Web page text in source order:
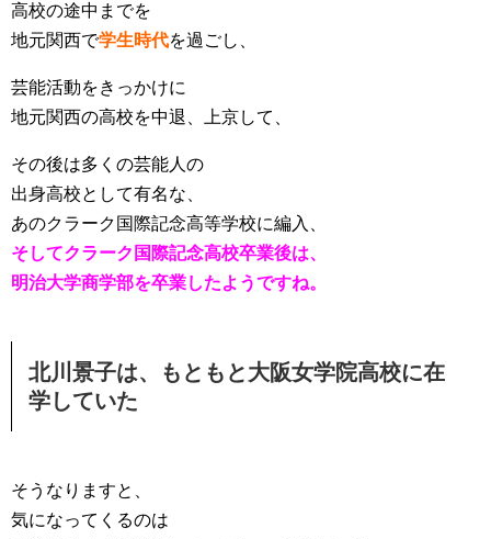
高校の途中までを
地元関西で学生時代を過ごし、
芸能活動をきっかけに
地元関西の高校を中退、上京して、
その後は多くの芸能人の
出身高校として有名な、
あのクラーク国際記念高等学校に編入、
そしてクラーク国際記念高校卒業後は、
明治大学商学部を卒業したようですね。
北川景子は、もともと大阪女学院高校に在
学していた
そうなりますと、
気になってくるのは